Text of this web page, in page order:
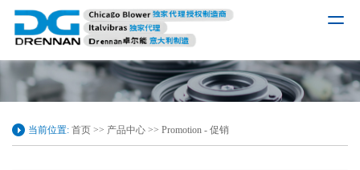
当前位置: 首页 >> 产品中心 >> Promotion - 促销